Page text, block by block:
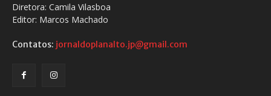
Diretora: Camila Vilasboa
Editor: Marcos Machado
Contatos: jornaldoplanalto.jp@gmail.com